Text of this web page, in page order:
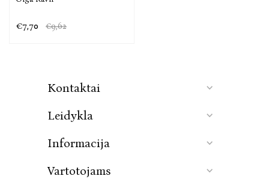
€7,70 €9,62
Kontaktai
Leidykla
Informacija
Vartotojams